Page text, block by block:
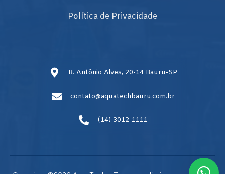
Política de Privacidade
R. Antônio Alves, 20-14 Bauru-SP
contato@aquatechbauru.com.br
(14) 3012-1111